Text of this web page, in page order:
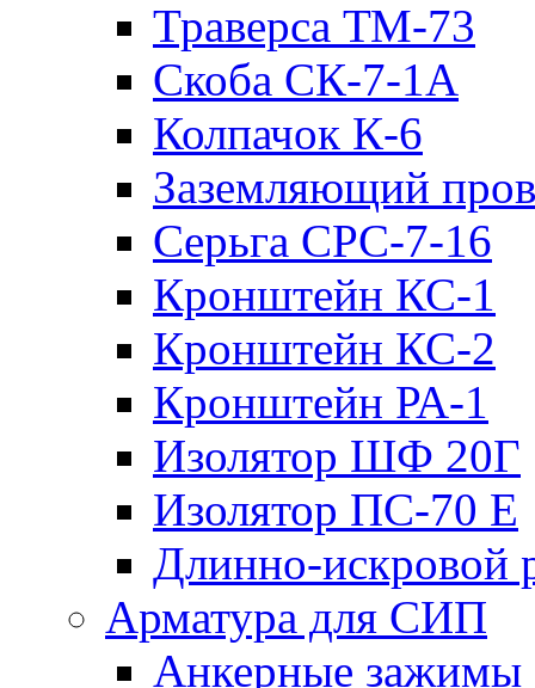
Траверса ТМ-73
Скоба СК-7-1А
Колпачок К-6
Заземляющий
Серьга СРС-7-16
Кронштейн КС-1
Кронштейн КС-2
Кронштейн РА-1
Изолятор ШФ 20Г
Изолятор ПС-70 Е
Длинно-искровой
Арматура для СИП
Анкерные зажимы